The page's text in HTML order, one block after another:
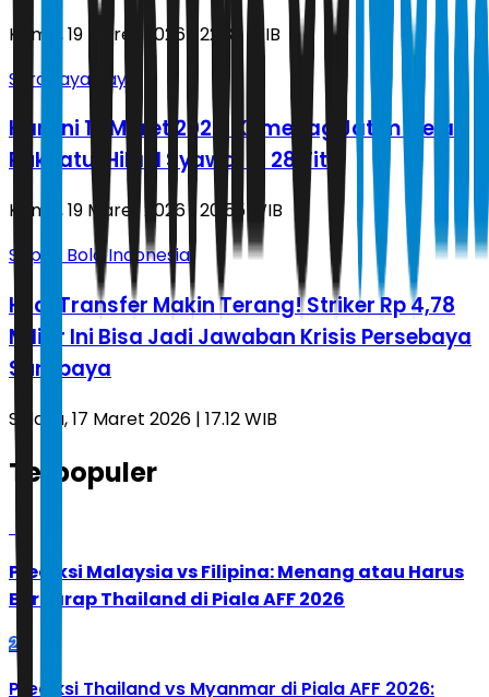
Kamis, 19 Maret 2026 | 22.38 WIB
Surabaya Raya
Hari Ini 19 Maret 2026, Kemenag Jatim Gelar
Rukyatul Hilal 1 Syawal di 28 Titik
Kamis, 19 Maret 2026 | 20.55 WIB
Sepak Bola Indonesia
Hilal Transfer Makin Terang! Striker Rp 4,78
Miliar Ini Bisa Jadi Jawaban Krisis Persebaya
Surabaya
Selasa, 17 Maret 2026 | 17.12 WIB
Terpopuler
Prediksi Malaysia vs Filipina: Menang atau Harus
Berharap Thailand di Piala AFF 2026
2
Prediksi Thailand vs Myanmar di Piala AFF 2026: